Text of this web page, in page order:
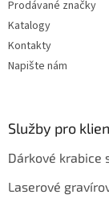
Prodávané značky
Katalogy
Kontakty
Napište nám
Služby pro
Dárkové krabice
Laserové